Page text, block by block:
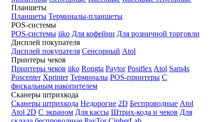
Планшеты
Планшеты Терминалы-планшеты
POS-системы
POS-системы iiko Для кофейни Для розничной торговли
Дисплей покупателя
Дисплей покупателя Сенсорный Atol
Принтеры чеков
Принтеры чеков iiko Rongta Paytor Posiflex Atol Sam4s
Poscenter Xprinter Терминалы POS-принтеры С
фискальным накопителем
Сканеры штрихкода
Сканеры штрихкода Недорогие 2D Беспроводные Atol
Atol 2D С экраном Для кассы Штрих-кода и чеков Для